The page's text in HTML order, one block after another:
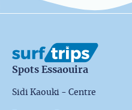
Spots Essaouira
Sidi Kaouki - Centre